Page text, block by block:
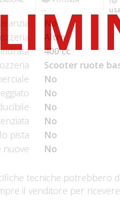
--
No
Altro
400 cc
Scooter ruote
No
No
No
No
pista
No
nuove
No
tecniche potrebbero
il venditore per